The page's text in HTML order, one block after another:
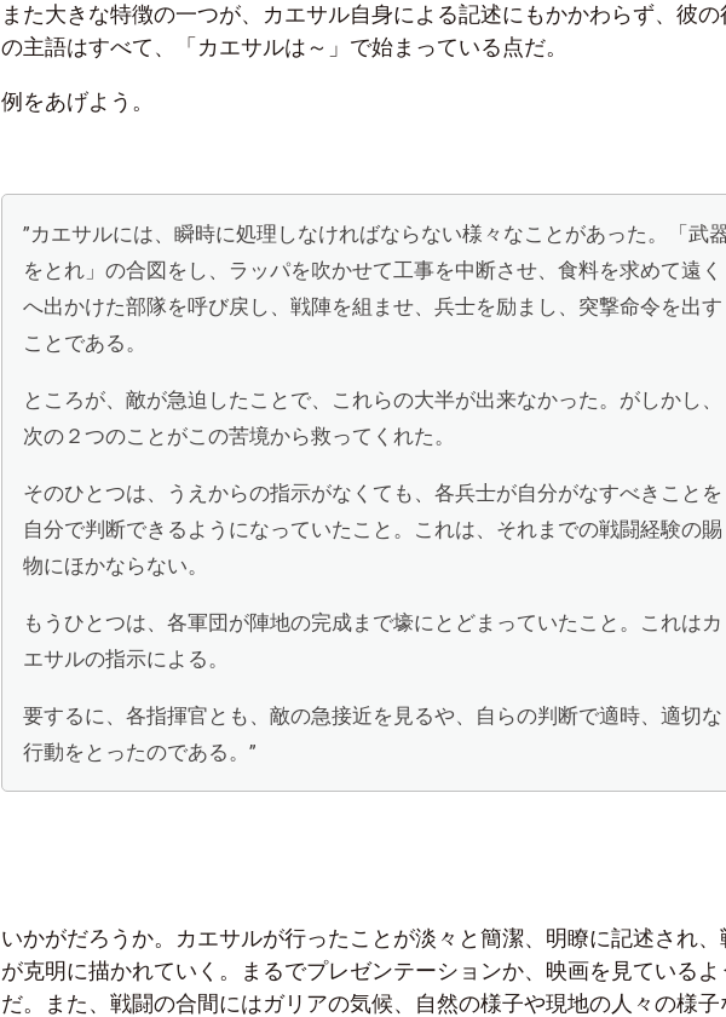
また大きな特徴の一つが、カエサル自身による記述にもかかわらず、彼の
の主語はすべて、「カエサルは～」で始まっている点だ。
例をあげよう。
”カエサルには、瞬時に処理しなければならない様々なことがあった。「武
をとれ」の合図をし、ラッパを吹かせて工事を中断させ、食料を求めて遠く
へ出かけた部隊を呼び戻し、戦陣を組ませ、兵士を励まし、突撃命令を出す
ことである。
ところが、敵が急迫したことで、これらの大半が出来なかった。がしかし、
次の２つのことがこの苦境から救ってくれた。
そのひとつは、うえからの指示がなくても、各兵士が自分がなすべきことを
自分で判断できるようになっていたこと。これは、それまでの戦闘経験の賜
物にほかならない。
もうひとつは、各軍団が陣地の完成まで壕にとどまっていたこと。これはカ
エサルの指示による。
要するに、各指揮官とも、敵の急接近を見るや、自らの判断で適時、適切な
行動をとったのである。”
いかがだろうか。カエサルが行ったことが淡々と簡潔、明瞭に記述され、
が克明に描かれていく。まるでプレゼンテーションか、映画を見ているよ
だ。また、戦闘の合間にはガリアの気候、自然の様子や現地の人々の様子